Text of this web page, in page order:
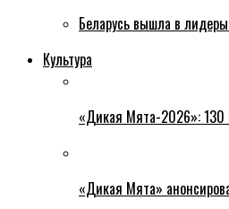
Беларусь вышла в
Культура
«Дикая Мята-2026»: 130
«Дикая Мята»